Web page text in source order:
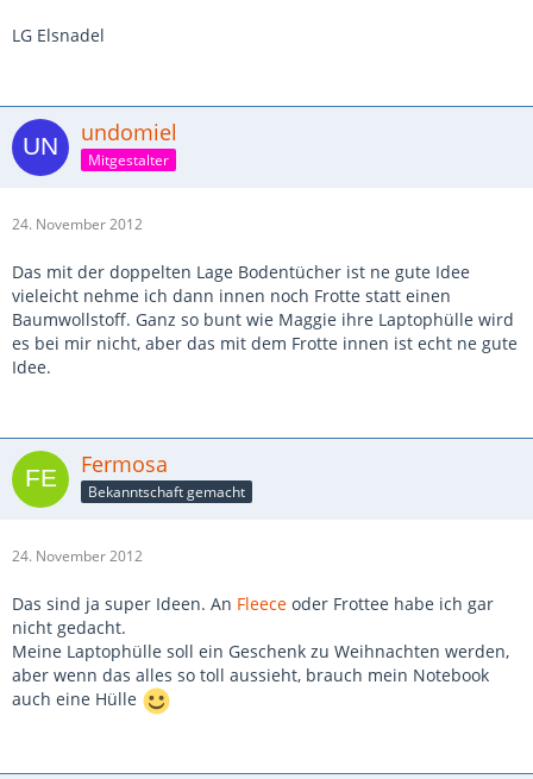
LG Elsnadel
undomiel
Mitgestalter
24. November 2012
Das mit der doppelten Lage Bodentücher ist ne gute Idee
vieleicht nehme ich dann innen noch Frotte statt einen
Baumwollstoff. Ganz so bunt wie Maggie ihre Laptophülle wird
es bei mir nicht, aber das mit dem Frotte innen ist echt ne gute
Idee.
Fermosa
Bekanntschaft gemacht
24. November 2012
Das sind ja super Ideen. An Fleece oder Frottee habe ich gar
nicht gedacht.
Meine Laptophülle soll ein Geschenk zu Weihnachten werden,
aber wenn das alles so toll aussieht, brauch mein Notebook
auch eine Hülle